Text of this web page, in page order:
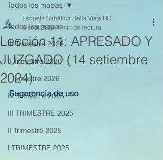
Todos los mapas
III Trimestre 2026
II Trimestre 2026
I Trimestre 2026
IV Trimestre 2025
III TRIMESTRE 2025
II Trimestre 2025
I TRIMESTRE 2025
Todos los mapas
Lección 11: APRESADO Y
JUZGADO (14 setiembre
2024)
Escuela Sabática Bella Vista RD
6 sept 2024 1 min de lectura
Sugerencia de uso